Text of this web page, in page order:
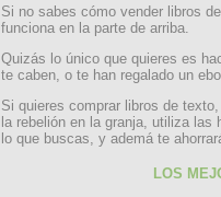
Si no sabes cómo vender libros
funciona en la parte de arriba.
Quizás lo único que quieres es
te caben, o te han regalado un
Si quieres comprar libros de
la rebelión en la granja, utiliza las
lo que buscas, y ademá te
LOS